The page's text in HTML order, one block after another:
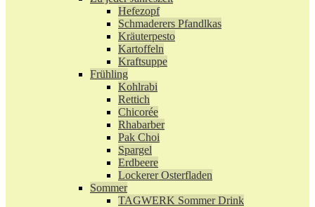
Hefezopf
Schmaderers Pfandlkas
Kräuterpesto
Kartoffeln
Kraftsuppe
Frühling
Kohlrabi
Rettich
Chicorée
Rhabarber
Pak Choi
Spargel
Erdbeere
Lockerer Osterfladen
Sommer
TAGWERK Sommer Drink